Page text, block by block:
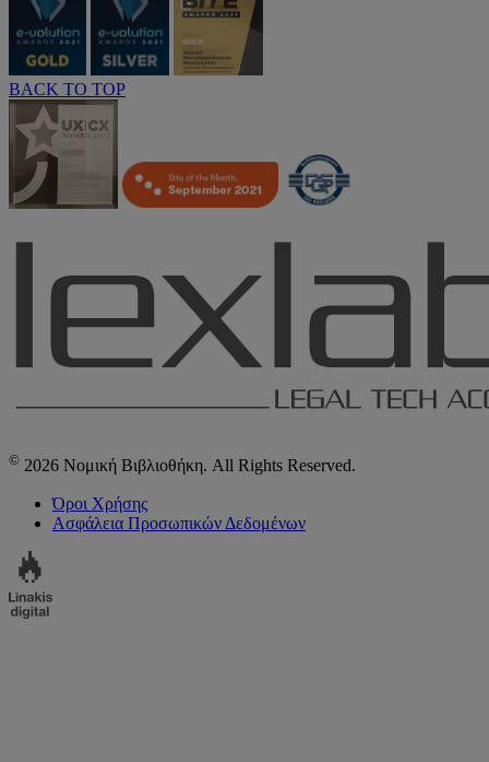
BACK TO TOP
© 2026 Νομική Βιβλιοθήκη. All Rights Reserved.
Όροι Χρήσης
Ασφάλεια Προσωπικών Δεδομένων